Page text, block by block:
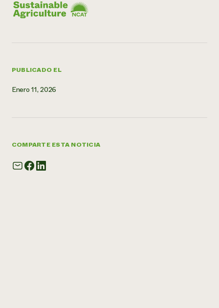
PUBLICADO EL
Enero 11, 2026
COMPARTE ESTA NOTICIA